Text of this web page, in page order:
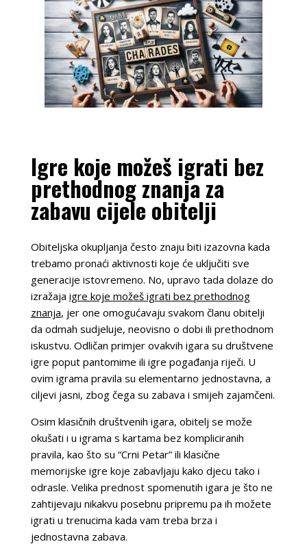
Igre koje možeš igrati bez
prethodnog znanja za
zabavu cijele obitelji
Obiteljska okupljanja često znaju biti izazovna kada
trebamo pronaći aktivnosti koje će uključiti sve
generacije istovremeno. No, upravo tada dolaze do
izražaja igre koje možeš igrati bez prethodnog
znanja, jer one omogućavaju svakom članu obitelji
da odmah sudjeluje, neovisno o dobi ili prethodnom
iskustvu. Odličan primjer ovakvih igara su društvene
igre poput pantomime ili igre pogađanja riječi. U
ovim igrama pravila su elementarno jednostavna, a
ciljevi jasni, zbog čega su zabava i smijeh zajamčeni.
Osim klasičnih društvenih igara, obitelj se može
okušati i u igrama s kartama bez kompliciranih
pravila, kao što su “Crni Petar” ili klasične
memorijske igre koje zabavljaju kako djecu tako i
odrasle. Velika prednost spomenutih igara je što ne
zahtijevaju nikakvu posebnu pripremu pa ih možete
igrati u trenucima kada vam treba brza i
jednostavna zabava.